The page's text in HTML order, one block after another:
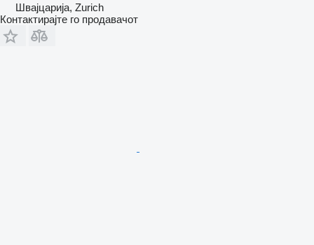
Швајцарија, Zurich
Контактирајте го продавачот